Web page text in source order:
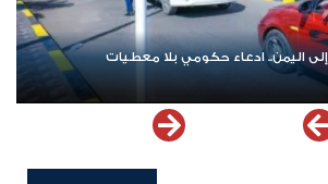
إلى اليمن.. ادعاء حكومي بلا معطيات